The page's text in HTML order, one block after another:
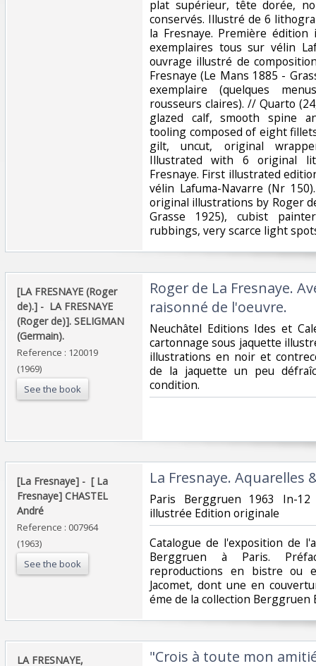
plat supérieur, tête dorée,
conservés. Illustré de 6
la Fresnaye. Première
exemplaires tous sur vélin
ouvrage illustré de
Fresnaye (Le Mans 1885 -
exemplaire (quelques
rousseurs claires). // Quarto
glazed calf, smooth spine
tooling composed of eight
gilt, uncut, original
Illustrated with 6 original
Fresnaye. First illustrated
vélin Lafuma-Navarre (Nr
original illustrations by Roger
Grasse 1925), cubist
rubbings, very scarce light
‎[LA FRESNAYE (Roger
de).] - ‎ ‎LA FRESNAYE
(Roger de)]. SELIGMAN
(Germain).‎
Reference : 120019
(1969)
See the book
‎Roger de La Fresnaye.
raisonné de l'oeuvre.‎
‎Neuchâtel Editions Ides et
cartonnage sous jaquette
illustrations en noir et
de la jaquette un peu
condition.‎
‎[La Fresnaye] - ‎ ‎[ La
Fresnaye] CHASTEL
André‎
Reference : 007964
(1963)
See the book
‎La Fresnaye. Aquarelles
‎Paris Berggruen 1963 In-
illustrée Edition originale ‎
‎Catalogue de l'exposition de
Berggruen à Paris.
reproductions en bistre ou
Jacomet, dont une en
éme de la collection Berggruen
‎LA FRESNAYE,
‎"Crois à toute mon